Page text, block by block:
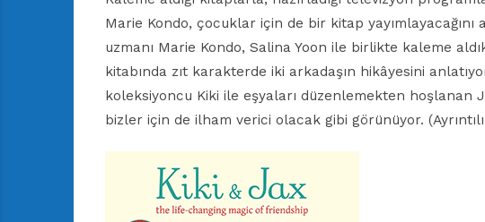
Marie Kondo, çocuklar için de bir kitap yayımlayacağını
uzmanı Marie Kondo, Salina Yoon ile birlikte kaleme
kitabında zıt karakterde iki arkadaşın hikâyesini
koleksiyoncu Kiki ile eşyaları düzenlemekten hoşlanan
bizler için de ilham verici olacak gibi görünüyor.